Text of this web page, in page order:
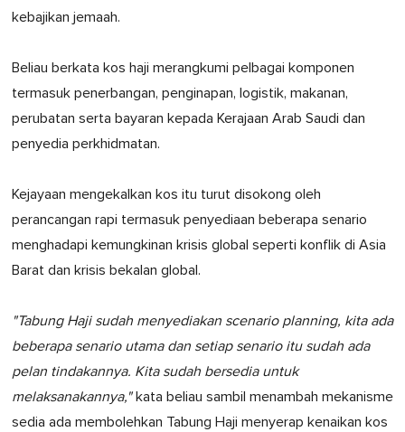
kebajikan jemaah.
Beliau berkata kos haji merangkumi pelbagai komponen
termasuk penerbangan, penginapan, logistik, makanan,
perubatan serta bayaran kepada Kerajaan Arab Saudi dan
penyedia perkhidmatan.
Kejayaan mengekalkan kos itu turut disokong oleh
perancangan rapi termasuk penyediaan beberapa senario
menghadapi kemungkinan krisis global seperti konflik di Asia
Barat dan krisis bekalan global.
"Tabung Haji sudah menyediakan scenario planning, kita ada
beberapa senario utama dan setiap senario itu sudah ada
pelan tindakannya. Kita sudah bersedia untuk
melaksanakannya,"kata beliau sambil menambah mekanisme
sedia ada membolehkan Tabung Haji menyerap kenaikan kos